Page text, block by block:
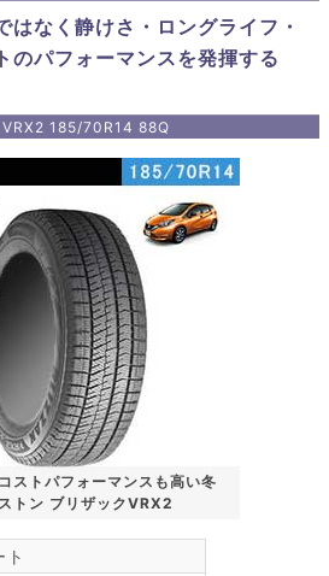
はなく静けさ・ロングライフ・
のパフォーマンスを発揮する
185/70R14 88Q
ストパフォーマンスも高い冬
トン ブリザックVRX2
ト